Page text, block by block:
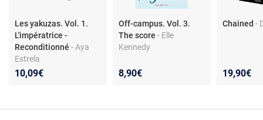
Les yakuzas. Vol. 1.
L'impératrice -
Reconditionné - Aya
Estrela
10,09€
Off-campus. Vol. 3.
The score- Elle
Kennedy
8,90€
Chained-
19,90€